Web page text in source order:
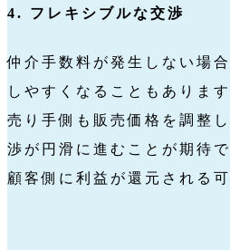
4. フレキシブルな交渉
仲介手数料が発生しない場
しやすくなることもありま
売り手側も販売価格を調整
渉が円滑に進むことが期待
顧客側に利益が還元される